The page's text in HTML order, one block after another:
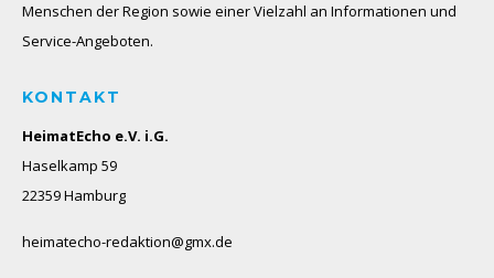
Menschen der Region sowie einer Vielzahl an Informationen und
Service-Angeboten.
KONTAKT
HeimatEcho e.V. i.G.
Haselkamp 59
22359 Hamburg
heimatecho-redaktion@gmx.de